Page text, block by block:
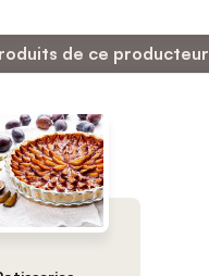
de ce producteur